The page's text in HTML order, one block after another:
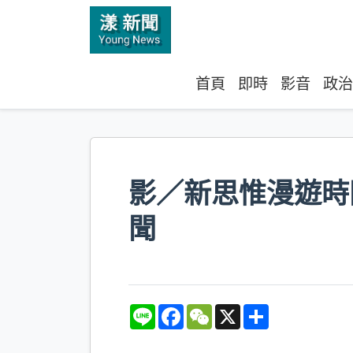
首頁 即時 影音 政治
影／新思惟漫遊
聞
L
F
W
X